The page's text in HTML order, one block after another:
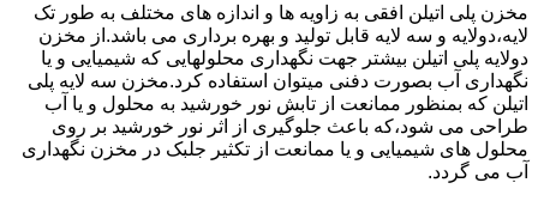
مخزن پلی اتیلن افقی به زاویه ها و اندازه های مختلف به طور تک
لایه،دولایه و سه لایه قابل تولید و بهره برداری می باشد.از مخزن
دولایه پلی اتیلن بیشتر جهت نگهداری محلولهایی که شیمیایی و یا
نگهداری آب بصورت دفنی میتوان استفاده کرد.مخزن سه لایه پلی
اتیلن که بمنظور ممانعت از تابش نور خورشید به محلول و یا آب
طراحی می شود،که باعث جلوگیری از اثر نور خورشید بر روی
محلول های شیمیایی و یا ممانعت از تکثیر جلبک در مخزن نگهداری
آب می گردد.